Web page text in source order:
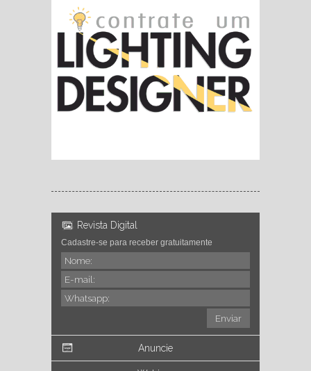
Revista Digital
Cadastre-se para receber gratuitamente
Anuncie